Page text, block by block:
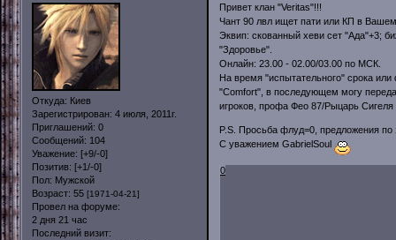
Откуда: Киев
Зарегистрирован: 4 июля, 2011г.
Приглашений: 0
Сообщений: 104
Уважение: [+9/-0]
Позитив: [+1/-0]
Пол: Мужской
Возраст: 55 [1971-04-21]
Провел на форуме:
2 дня 21 час
Последний визит:
Привет клан "Veritas"!!!
Чант 90 лвл ищет пати или КП в
Эквип: скованный хеви сет "Ада"+3;
"Здоровье".
Онлайн: 23.00 - 02.00/03.00 по МСК.
На время "испытательного" срока
"Comfort", в последующем могу
игроков, профа Фео 87/Рыцарь Сигеля
P.S. Просьба флуд=0, предложения
С уважением GabrielSoul
0